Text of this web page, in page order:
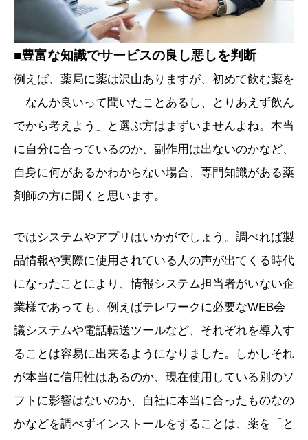
■豊富な知識でサービスの良し悪しを判断
例えば、薬局に薬は沢山ありますが、初めて飲む薬を
「なんか良いって聞いたことあるし、とりあえず飲ん
でから考えよう」と選ぶ方はまずいませんよね。本当
に自分に合っているのか、副作用は出ないのかなど、
自身に何があるかわからない場合、専門知識がある薬
剤師の方に聞くと思います。
ではシステムやアプリはいかがでしょう。 調べれば製
品情報や実際に使用されている人の声が出てくる時代
になったことにより、情報システム担当者がいない企
業様であっても、例えばテレワークに必要なWEB会
議システムや電話転送ツールなど、それぞれを導入す
ることは容易に出来るようになりました。しかしそれ
が本当に信用性はあるのか、現在使用している別のソ
フトに影響はないのか、自社に本当に合ったものなの
かなどを調べずインストールをすることは、薬を「と